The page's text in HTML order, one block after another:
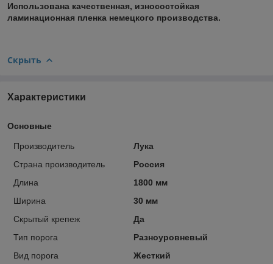
Использована качественная, износостойкая
ламинационная пленка немецкого производства.
Скрыть
Характеристики
Основные
Производитель
Лука
Страна производитель
Россия
Длина
1800 мм
Ширина
30 мм
Скрытый крепеж
Да
Тип порога
Разноуровневый
Вид порога
Жесткий